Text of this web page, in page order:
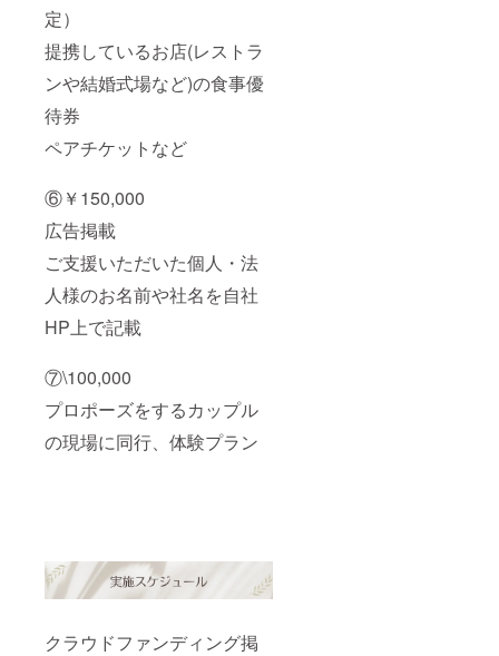
定）
提携しているお店(レストラ
ンや結婚式場など)の食事優
待券
ペアチケットなど
⑥￥150,000
広告掲載
ご支援いただいた個人・法
人様のお名前や社名を自社
HP上で記載
⑦\100,000
プロポーズをするカップル
の現場に同行、体験プラン
クラウドファンディング掲